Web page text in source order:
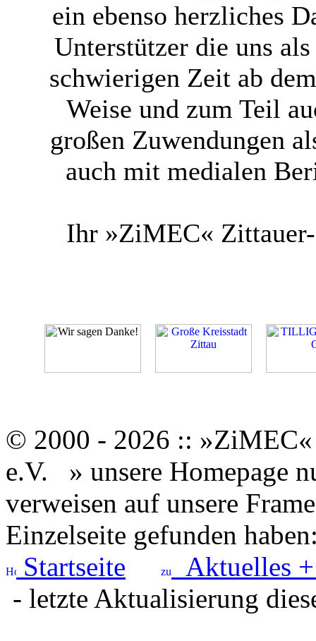
ein ebenso herzliches
Unterstützer die uns
schwierigen Zeit ab
Weise und zum Teil
großen Zuwendungen
auch mit medialen
Ihr »ZiMEC«
© 2000 - 2026 ::
e.V.
» unsere Homepage
verweisen auf unsere
Einzelseite gefunden
Startseite
Aktuelles
- letzte Aktualisierung